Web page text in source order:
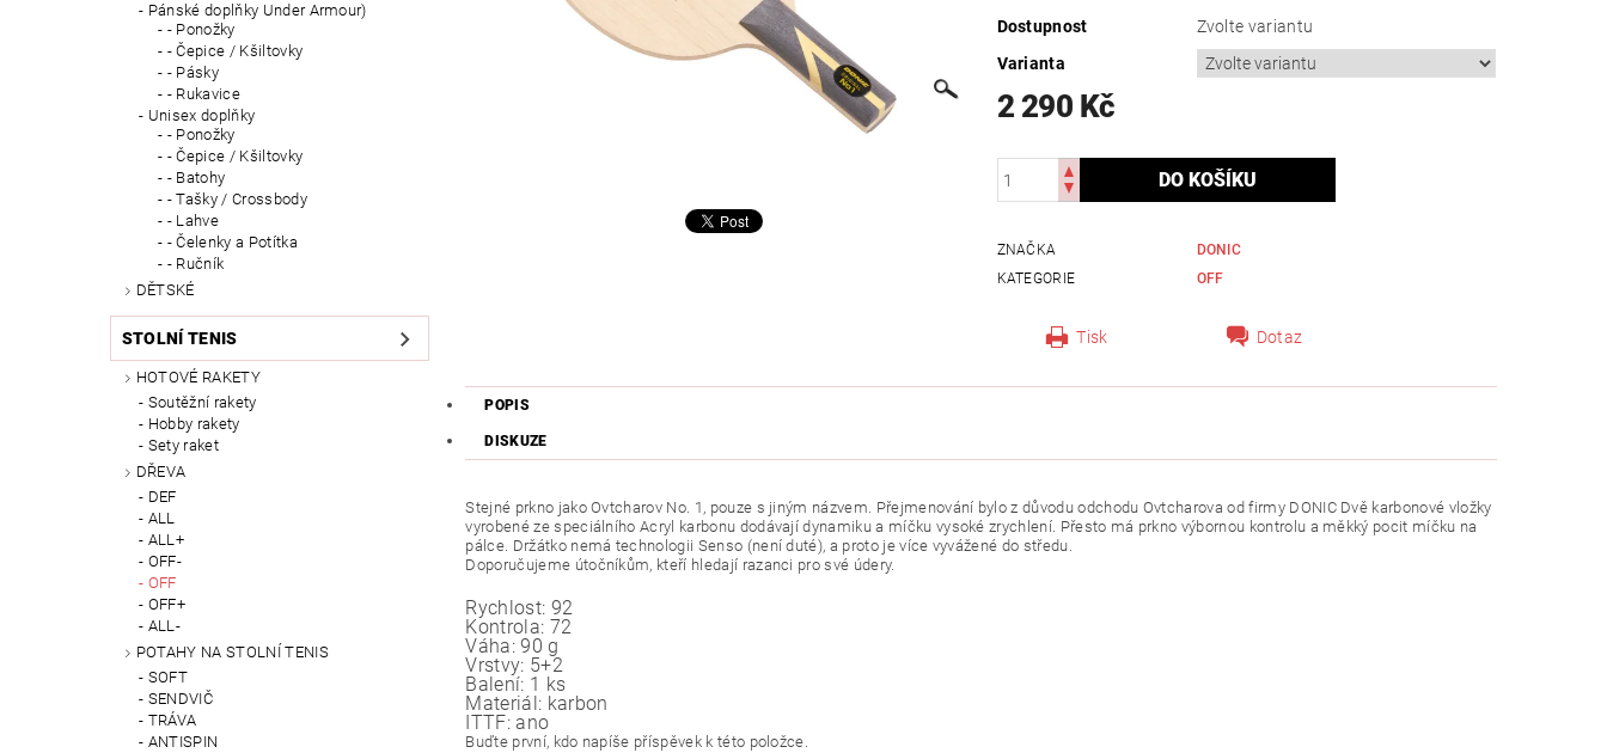
Pánské doplňky Under Armour)
- Ponožky
- Čepice / Kšiltovky
- Pásky
- Rukavice
Unisex doplňky
- Ponožky
- Čepice / Kšiltovky
- Batohy
- Tašky / Crossbody
- Lahve
- Čelenky a Potítka
- Ručník
DĚTSKÉ
STOLNÍ TENIS
HOTOVÉ RAKETY
Soutěžní rakety
Hobby rakety
Sety raket
DŘEVA
DEF
ALL
ALL+
OFF-
OFF
OFF+
ALL-
POTAHY NA STOLNÍ TENIS
SOFT
SENDVIČ
TRÁVA
ANTISPIN
Dostupnost
Zvolte variantu
Varianta
2 290 Kč
ZNAČKA
DONIC
KATEGORIE
OFF
Tisk Dotaz
POPIS
DISKUZE
Stejné prkno jako Ovtcharov No. 1, pouze s jiným názvem. Přejmenování bylo z důvodu odchodu Ovtcharova od firmy DONIC Dvě karbonové vložky
vyrobené ze speciálního Acryl karbonu dodávají dynamiku a míčku vysoké zrychlení. Přesto má prkno výbornou kontrolu a měkký pocit míčku na
pálce. Držátko nemá technologii Senso (není duté), a proto je více vyvážené do středu.
Doporučujeme útočníkům, kteří hledají razanci pro své údery.
Rychlost: 92
Kontrola: 72
Váha: 90 g
Vrstvy: 5+2
Balení: 1 ks
Materiál: karbon
ITTF: ano
Buďte první, kdo napíše příspěvek k této položce.